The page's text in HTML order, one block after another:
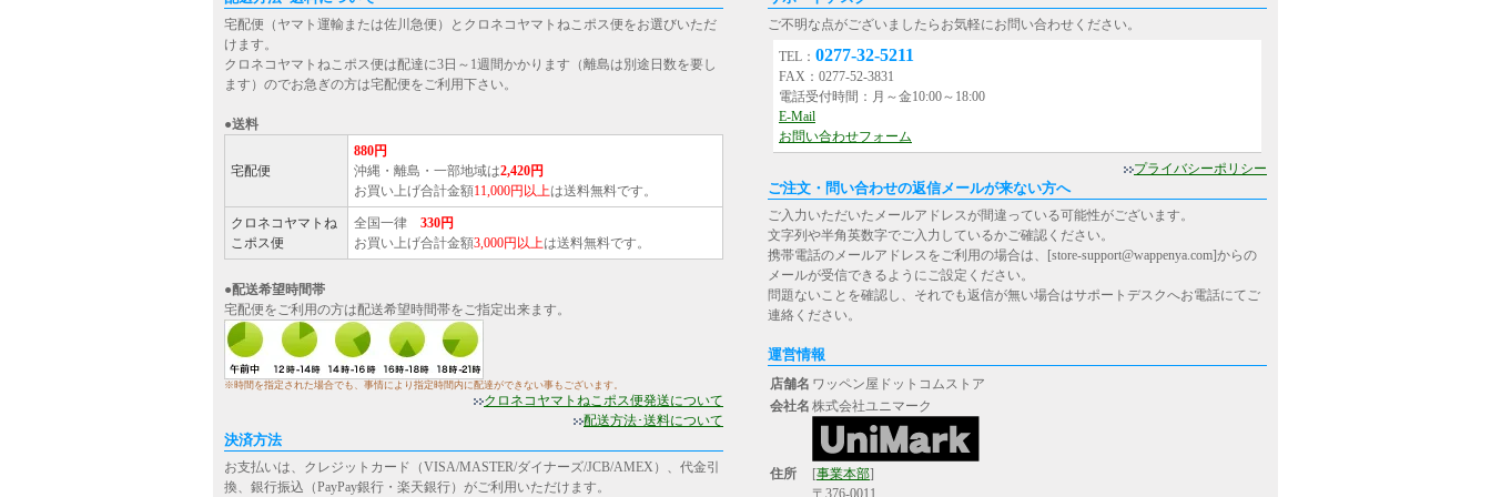
宅配便（ヤマト運輸または佐川急便）とクロネコヤマトねこポス便をお選びいただ
けます。
クロネコヤマトねこポス便は配達に3日～1週間かかります（離島は別途日数を要し
ます）のでお急ぎの方は宅配便をご利用下さい。
●送料
宅配便
880円
沖縄・離島・一部地域は2,420円
お買い上げ合計金額11,000円以上は送料無料です。
クロネコヤマトね
こポス便
全国一律 330円
お買い上げ合計金額3,000円以上は送料無料です。
●配送希望時間帯
宅配便をご利用の方は配送希望時間帯をご指定出来ます。
※時間を指定された場合でも、事情により指定時間内に配達ができない事もございます。
クロネコヤマトねこポス便発送について
配送方法･送料について
決済方法
お支払いは、クレジットカード（VISA/MASTER/ダイナーズ/JCB/AMEX）、代金引
換、銀行振込（PayPay銀行・楽天銀行）がご利用いただけます。
ご不明な点がございましたらお気軽にお問い合わせください。
TEL： 0277-32-5211
FAX：0277-52-3831
電話受付時間：月～金10:00～18:00
E-Mail
お問い合わせフォーム
プライバシーポリシー
ご注文・問い合わせの返信メールが来ない方へ
ご入力いただいたメールアドレスが間違っている可能性がございます。
文字列や半角英数字でご入力しているかご確認ください。
携帯電話のメールアドレスをご利用の場合は、[store-support@wappenya.com]からの
メールが受信できるようにご設定ください。
問題ないことを確認し、それでも返信が無い場合はサポートデスクへお電話にてご
連絡ください。
運営情報
店舗名 ワッペン屋ドットコムストア
会社名 株式会社ユニマーク
住所 [事業本部]
〒376-0011